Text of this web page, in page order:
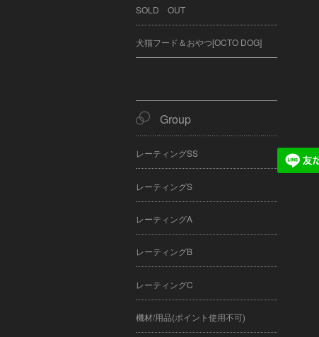
SOLD OUT
犬猫フード＆おやつ[OCTO DOG]
Group
レーティングSS
レーティングS
レーティングA
レーティングB
レーティングC
機材/用品(ポイント使用不可)